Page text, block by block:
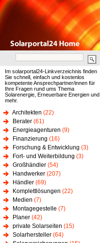
Im solarportal24-Linkverzeichnis finden
Sie schnell, einfach und kostenlos
kompetente Ansprechpartner/innen für
Ihre Fragen rund ums Thema
Solarenergie, Erneuerbare Energien und
mehr.
Architekten (22)
Berater (61)
Energieagenturen (9)
Finanzierung (16)
Forschung & Entwicklung (3)
Fort- und Weiterbildung (3)
Großhändler (54)
Handwerker (207)
Händler (69)
Komplettlösungen (22)
Medien (7)
Montagegestelle (7)
Planer (42)
private Solarseiten (15)
Solarhersteller (64)